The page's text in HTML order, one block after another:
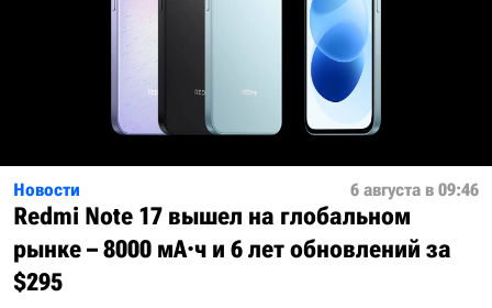
Новости 6 августа в 09:46
Redmi Note 17 вышел на глобальном
рынке – 8000 мА·ч и 6 лет обновлений за
$295